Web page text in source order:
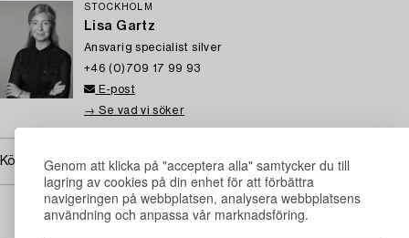
Genom att klicka på "acceptera alla" samtycker du till
lagring av cookies på din enhet för att förbättra
navigeringen på webbplatsen, analysera webbplatsens
användning och anpassa vår marknadsföring.
STOCKHOLM
Lisa Gartz
Ansvarig specialist silver
+46 (0)709 17 99 93
E-post
→ Se vad vi söker
Köpinformation